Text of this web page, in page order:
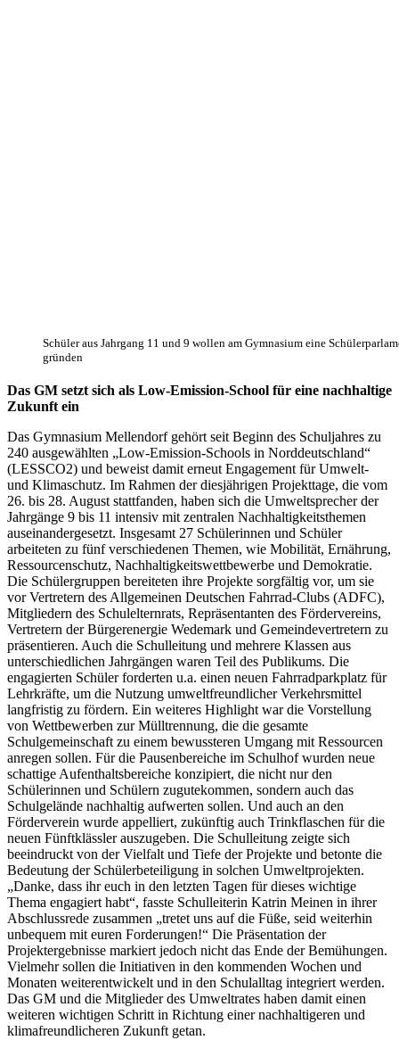
Schüler aus Jahrgang 11 und 9 wollen am Gymnasium eine
gründen
Das GM setzt sich als Low-Emission-School für eine nachhaltige
Zukunft ein
Das Gymnasium Mellendorf gehört seit Beginn des Schuljahres zu
240 ausgewählten „Low-Emission-Schools in Norddeutschland“
(LESSCO2) und beweist damit erneut Engagement für Umwelt-
und Klimaschutz. Im Rahmen der diesjährigen Projekttage, die vom
26. bis 28. August stattfanden, haben sich die Umweltsprecher der
Jahrgänge 9 bis 11 intensiv mit zentralen Nachhaltigkeitsthemen
auseinandergesetzt. Insgesamt 27 Schülerinnen und Schüler
arbeiteten zu fünf verschiedenen Themen, wie Mobilität, Ernährung,
Ressourcenschutz, Nachhaltigkeitswettbewerbe und Demokratie.
Die Schülergruppen bereiteten ihre Projekte sorgfältig vor, um sie
vor Vertretern des Allgemeinen Deutschen Fahrrad-Clubs (ADFC),
Mitgliedern des Schulelternrats, Repräsentanten des Fördervereins,
Vertretern der Bürgerenergie Wedemark und Gemeindevertretern zu
präsentieren. Auch die Schulleitung und mehrere Klassen aus
unterschiedlichen Jahrgängen waren Teil des Publikums. Die
engagierten Schüler forderten u.a. einen neuen Fahrradparkplatz für
Lehrkräfte, um die Nutzung umweltfreundlicher Verkehrsmittel
langfristig zu fördern. Ein weiteres Highlight war die Vorstellung
von Wettbewerben zur Mülltrennung, die die gesamte
Schulgemeinschaft zu einem bewussteren Umgang mit Ressourcen
anregen sollen. Für die Pausenbereiche im Schulhof wurden neue
schattige Aufenthaltsbereiche konzipiert, die nicht nur den
Schülerinnen und Schülern zugutekommen, sondern auch das
Schulgelände nachhaltig aufwerten sollen. Und auch an den
Förderverein wurde appelliert, zukünftig auch Trinkflaschen für die
neuen Fünftklässler auszugeben. Die Schulleitung zeigte sich
beeindruckt von der Vielfalt und Tiefe der Projekte und betonte die
Bedeutung der Schülerbeteiligung in solchen Umweltprojekten.
„Danke, dass ihr euch in den letzten Tagen für dieses wichtige
Thema engagiert habt“, fasste Schulleiterin Katrin Meinen in ihrer
Abschlussrede zusammen „tretet uns auf die Füße, seid weiterhin
unbequem mit euren Forderungen!“ Die Präsentation der
Projektergebnisse markiert jedoch nicht das Ende der Bemühungen.
Vielmehr sollen die Initiativen in den kommenden Wochen und
Monaten weiterentwickelt und in den Schulalltag integriert werden.
Das GM und die Mitglieder des Umweltrates haben damit einen
weiteren wichtigen Schritt in Richtung einer nachhaltigeren und
klimafreundlicheren Zukunft getan.